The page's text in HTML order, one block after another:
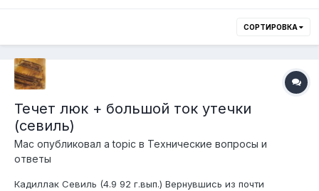
СОРТИРОВКА
Течет люк + большой ток утечки
(севиль)
Mас опубликовал a topic в Технические вопросы и
ответы
Кадиллак Севиль (4.9 92 г.вып.) Вернувшись из почти